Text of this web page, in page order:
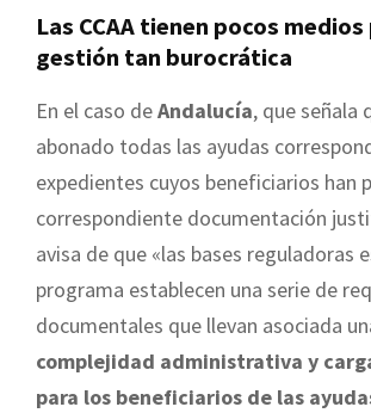
Las CCAA tienen pocos medios
gestión tan burocrática
En el caso deAndalucía, que señala
abonado todas las ayudas
expedientes cuyos beneficiarios han
correspondiente documentación
avisa de que «las bases reguladoras
programa establecen una serie de
documentales que llevan asociada
complejidad administrativa y
para los beneficiarios de las